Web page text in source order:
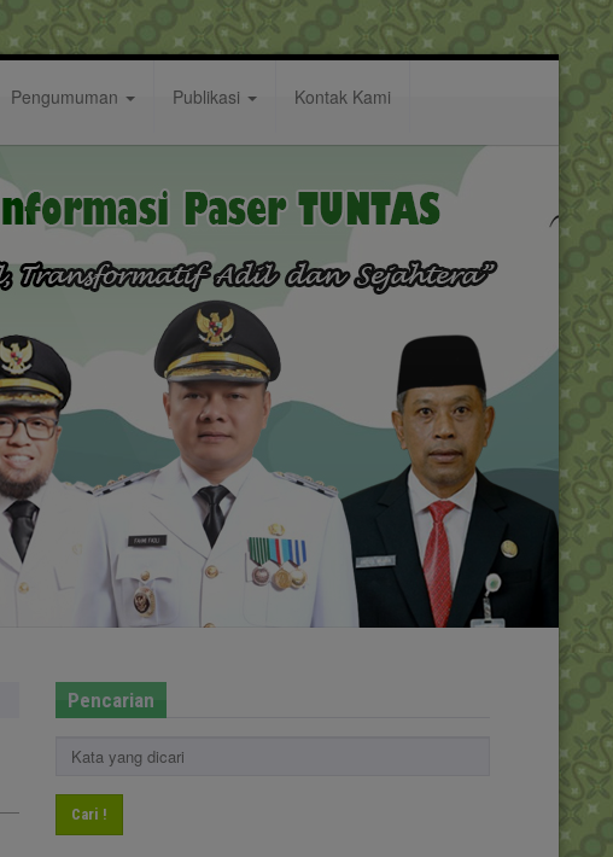
Pengumuman Publikasi Kontak Kami
Pencarian
Cari !